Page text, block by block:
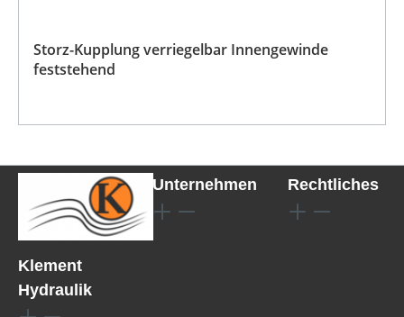
Storz-Kupplung verriegelbar Innengewinde
feststehend
Klement
Hydraulik
Unternehmen Rechtliches